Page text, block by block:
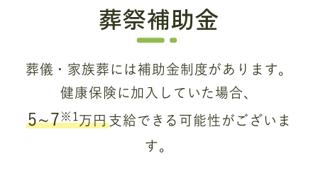
葬祭補助金
葬儀・家族葬には補助金制度があります。
健康保険に加入していた場合、
5~7※1 万円支給できる可能性がございま
す。